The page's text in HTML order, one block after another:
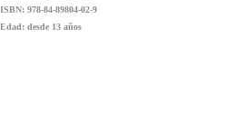
ISBN: 978-84-89804-02-9
Edad: desde 13 años